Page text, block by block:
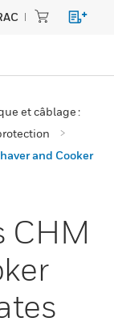
et câblage :
and Cooker
CHM